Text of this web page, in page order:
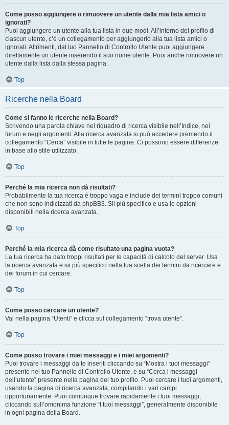
Come posso aggiungere o rimuovere un utente dalla mia lista amici o
ignorati?
Puoi aggiungere un utente alla tua lista in due modi. All’interno del profilo di
ciascun utente, c’è un collegamento per aggiungerlo alla tua lista amici o
ignorati. Altrimenti, dal tuo Pannello di Controllo Utente puoi aggiungere
direttamente un utente inserendo il suo nome utente. Puoi anche rimuovere un
utente dalla lista dalla stessa pagina.
Top
Ricerche nella Board
Come si fanno le ricerche nella Board?
Scrivendo una parola chiave nel riquadro di ricerca visibile nell’Indice, nei
forum e negli argomenti. Alla ricerca avanzata si può accedere premendo il
collegamento “Cerca” visibile in tutte le pagine. Ci possono essere differenze
in base allo stile utilizzato.
Top
Perché la mia ricerca non dà risultati?
Probabilmente la tua ricerca è troppo vaga e include dei termini troppo comuni
che non sono indicizzati da phpBB3. Sii più specifico e usa le opzioni
disponibili nella ricerca avanzata.
Top
Perché la mia ricerca dà come risultato una pagina vuota?
La tua ricerca ha dato troppi risultati per le capacità di calcolo del server. Usa
la ricerca avanzata e sii più specifico nella tua scelta dei termini da ricercare e
dei forum in cui cercare.
Top
Come posso cercare un utente?
Vai nella pagina “Utenti” e clicca sul collegamento “trova utente”.
Top
Come posso trovare i miei messaggi e i miei argomenti?
Puoi trovare i messaggi da te inseriti cliccando su “Mostra i tuoi messaggi”
presente nel tuo Pannello di Controllo Utente, e su “Cerca i messaggi
dell’utente” presente nella pagina del tuo profilo. Puoi cercare i tuoi argomenti,
usando la pagina di ricerca avanzata, compilando i vari campi
opportunamente. Puoi comunque trovare rapidamente i tuoi messaggi,
cliccando sull’omonima funzione “I tuoi messaggi”, generalmente disponibile
in ogni pagina della Board.